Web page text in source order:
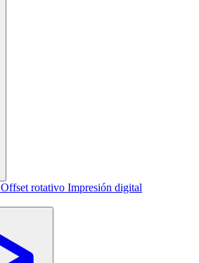
Offset rotativo Impresión digital